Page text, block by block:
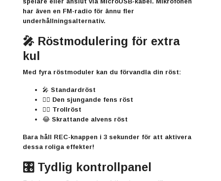
har även en FM-radio för ännu fler
underhållningsalternativ.
🎤 Röstmodulering för extra
kul
Med fyra röstmoduler kan du förvandla din röst:
🎤 Standardröst
🧚‍♂️ Den sjungande fens röst
🧙‍♂️ Trollröst
😂 Skrattande alvens röst
Bara håll REC-knappen i 3 sekunder för att aktivera
dessa roliga effekter!
🎛️ Tydlig kontrollpanel